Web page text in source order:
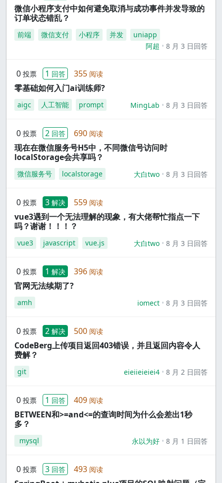
微信小程序支付中如何避免取消与成功事件并发导致的
订单状态错乱？
前端 微信支付 小程序 并发
uniapp
阿超
8 月 3 日回答
0 投票 1 回答 355 阅读
零基础如何入门ai训练师?
aigc 人工智能 prompt MingLab 8 月 3 日回答
0 投票 2 回答 690 阅读
现在在微信服务号H5中，不同微信号访问时
localStorage会共享吗？
微信服务号 localstorage 大白two 8 月 3 日回答
0 投票 3 解决 559 阅读
vue3遇到一个无法理解的现象，有大佬帮忙指点一下
吗？谢谢！！！？
vue3 javascript vue.js 大白two 8 月 3 日回答
0 投票 1 解决 396 阅读
官网无法续期了?
amh iomect 8 月 3 日回答
0 投票 2 解决 500 阅读
CodeBerg上传项目返回403错误，并且返回内容令人
费解？
git eieiieieiei4 8 月 2 日回答
0 投票 1 回答 409 阅读
BETWEEN和>=and<=的查询时间为什么会差出1秒
多？
mysql 永以为好 8 月 1 日回答
0 投票 3 回答 493 阅读